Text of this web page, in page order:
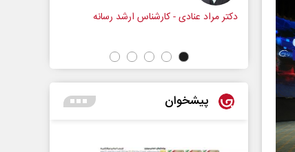
ارشد رسانه
دکتر حکیمه سقای بی‌ریا - استادیار دانشگاه
پیشخوان